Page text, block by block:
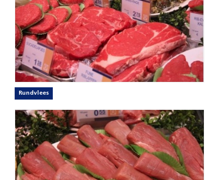
Rundvlees